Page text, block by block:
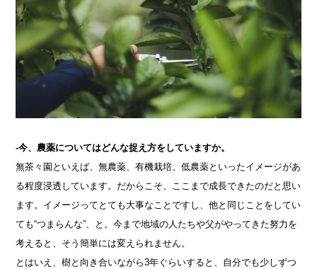
-今、農薬についてはどんな捉え方をしていますか。
無茶々園といえば、無農薬、有機栽培、低農薬といったイメージがあ
る程度浸透しています。だからこそ、ここまで成長できたのだと思い
ます。イメージってとても大事なことですし、他と同じことをしてい
ても“つまらんな”、と。今まで地域の人たちや父がやってきた努力を
考えると、そう簡単には変えられません。
とはいえ、樹と向き合いながら3年ぐらいすると、自分でも少しずつ